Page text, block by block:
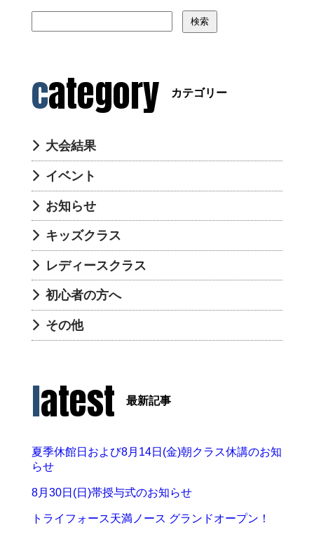
検索
category カテゴリー
大会結果
イベント
お知らせ
キッズクラス
レディースクラス
初心者の方へ
その他
latest 最新記事
夏季休館日および8月14日(金)朝クラス休講のお知
らせ
8月30日(日)帯授与式のお知らせ
トライフォース天満ノース グランドオープン！